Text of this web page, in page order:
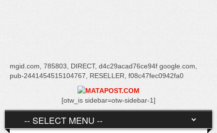
mgid.com, 785803, DIRECT, d4c29acad76ce94f google.com,
pub-2441454515104767, RESELLER, f08c47fec0942fa0
[otw_is sidebar=otw-sidebar-1]